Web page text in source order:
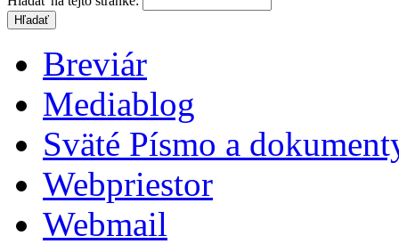
Breviár
Mediablog
Sväté Písmo a
Webpriestor
Webmail